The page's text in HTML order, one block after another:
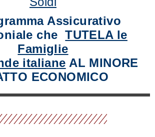
Assicurativo
cheTUTELA le
Famiglie
italiane AL MINORE
ECONOMICO